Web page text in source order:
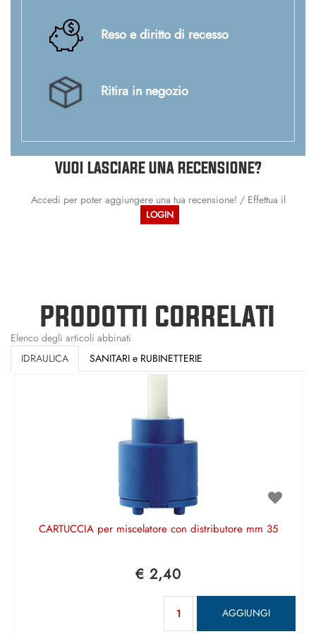
Reso e diritto di recesso
Ritira in negozio
VUOI LASCIARE UNA RECENSIONE?
Accedi per poter aggiungere una tua recensione! / Effettua il
LOGIN
PRODOTTI CORRELATI
Elenco degli articoli abbinati
IDRAULICA
SANITARI e RUBINETTERIE
CARTUCCIA per miscelatore con distributore mm 35
€ 2,40
AGGIUNGI